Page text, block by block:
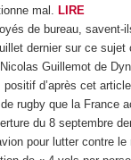
mal. LIRE
de bureau,
dernier sur ce sujet
Guillemot de
d’après cet
rugby que la
du 8 septembre
pour lutter contre